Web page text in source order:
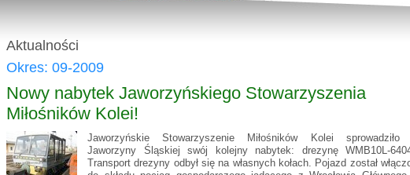
Aktualności
Okres: 09-2009
Nowy nabytek Jaworzyńskiego Stowarzyszenia
Miłośników Kolei!
Jaworzyńskie Stowarzyszenie Miłośników Kolei sprowadziło
Jaworzyny Śląskiej swój kolejny nabytek: drezynę WMB10L-
Transport drezyny odbył się na własnych kołach. Pojazd został